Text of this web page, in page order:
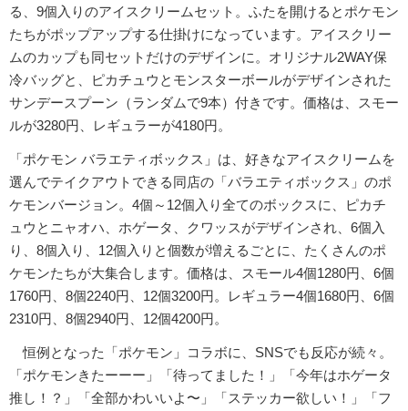
る、9個入りのアイスクリームセット。ふたを開けるとポケモン
たちがポップアップする仕掛けになっています。アイスクリー
ムのカップも同セットだけのデザインに。オリジナル2WAY保
冷バッグと、ピカチュウとモンスターボールがデザインされた
サンデースプーン（ランダムで9本）付きです。価格は、スモー
ルが3280円、レギュラーが4180円。
「ポケモン バラエティボックス」は、好きなアイスクリームを
選んでテイクアウトできる同店の「バラエティボックス」のポ
ケモンバージョン。4個～12個入り全てのボックスに、ピカチ
ュウとニャオハ、ホゲータ、クワッスがデザインされ、6個入
り、8個入り、12個入りと個数が増えるごとに、たくさんのポ
ケモンたちが大集合します。価格は、スモール4個1280円、6個
1760円、8個2240円、12個3200円。レギュラー4個1680円、6個
2310円、8個2940円、12個4200円。
恒例となった「ポケモン」コラボに、SNSでも反応が続々。
「ポケモンきたーーー」「待ってました！」「今年はホゲータ
推し！？」「全部かわいいよ〜」「ステッカー欲しい！」「フ